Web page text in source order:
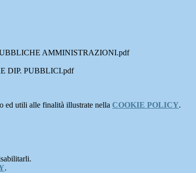
AMMINISTRAZIONI.pdf
DIP. PUBBLICI.pdf
ed utili alle finalità illustrate nella COOKIE POLICY.
.